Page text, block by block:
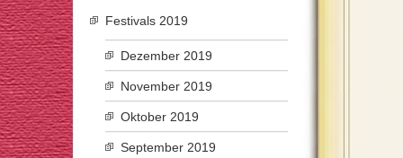
Festivals 2019
Dezember 2019
November 2019
Oktober 2019
September 2019